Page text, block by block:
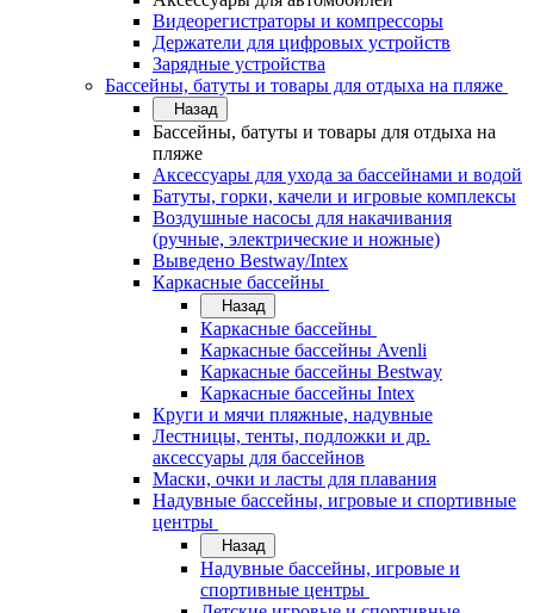
Видеорегистраторы и компрессоры
Держатели для цифровых устройств
Зарядные устройства
Бассейны, батуты и товары для отдыха на пляже
Назад
Бассейны, батуты и товары для отдыха на
пляже
Аксессуары для ухода за бассейнами и водой
Батуты, горки, качели и игровые комплексы
Воздушные насосы для накачивания
(ручные, электрические и ножные)
Выведено Bestway/Intex
Каркасные бассейны
Назад
Каркасные бассейны
Каркасные бассейны Avenli
Каркасные бассейны Bestway
Каркасные бассейны Intex
Круги и мячи пляжные, надувные
Лестницы, тенты, подложки и др.
аксессуары для бассейнов
Маски, очки и ласты для плавания
Надувные бассейны, игровые и спортивные
центры
Назад
Надувные бассейны, игровые и
спортивные центры